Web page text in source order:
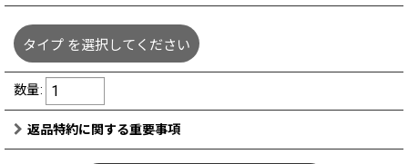
タイプ を選択してください
数量:
返品特約に関する重要事項